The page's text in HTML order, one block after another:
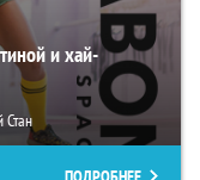
и хай-
Стан